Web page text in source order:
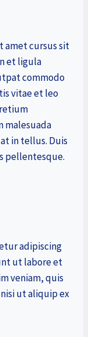
amet cursus sit
et ligula
commodo
vitae et leo
malesuada
in tellus. Duis
pellentesque.
adipiscing
ut labore et
veniam, quis
ut aliquip ex